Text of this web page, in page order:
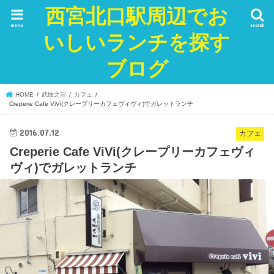
西宮北口駅周辺でお
いしいランチを探す
ブログ
search
menu
HOME 武庫之荘
カフェ
Creperie Cafe ViVi(クレープリーカフェヴィヴィ)でガレットランチ
カフェ
2016.07.12
Creperie Cafe ViVi(クレープリーカフェヴィ
ヴィ)でガレットランチ